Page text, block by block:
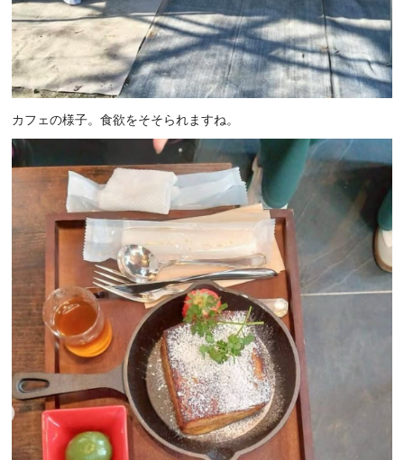
カフェの様子。食欲をそそられますね。